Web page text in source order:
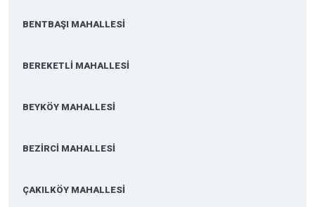
BENTBAŞI MAHALLESİ
BEREKETLİ MAHALLESİ
BEYKÖY MAHALLESİ
BEZİRCİ MAHALLESİ
ÇAKILKÖY MAHALLESİ